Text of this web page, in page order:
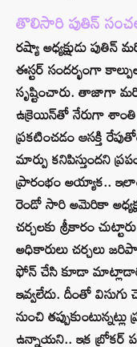
తొలిసారి పుతిన్
రష్యా అధ్యక్షుడు
ఈస్టర్ సందర్భంగా
సృష్టించారు. తాజాగా
ఉక్రెయిన్‌తో నేరుగా శాంతి
ప్రకటించడం ఆసక్తి
మార్పు కనిపిస్తుందని
ప్రారంభం అయ్యాక..
రెండో సారి అమెరికా
చర్చలకు శ్రీకారం
అధికారులు చర్చలు
ఫోన్ చేసి కూడా
ఇవ్వలేదు. దీంతో
నుంచి
ఉన్నాయని.. ఇక బ్రోకర్